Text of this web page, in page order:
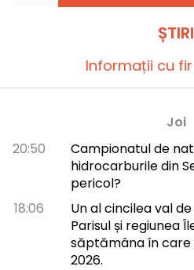
ȘTIRI
Informații cu fir
Joi
20:50
Campionatul de
hidrocarburile din
pericol?
18:06
Un al cincilea val
Parisul și regiunea
săptămâna în care
2026.